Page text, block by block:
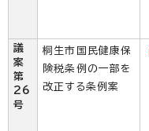
議
案
第
26
号
桐生市国民健康保
険税条例の一部を
改正する条例案